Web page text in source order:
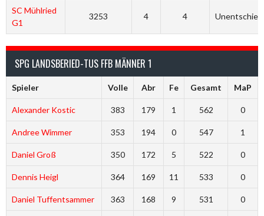
SC Mühlried
G1
3253 4 4
SPG LANDSBERIED-TUS FFB MÄNNER 1
Spieler Volle Abr Fe Gesamt MaP
Alexander Kostic 383 179 1 562 0
Andree Wimmer 353 194 0 547 1
Daniel Groß 350 172 5 522 0
Dennis Heigl 364 169 11 533 0
Daniel Tuffentsammer 363 168 9 531 0